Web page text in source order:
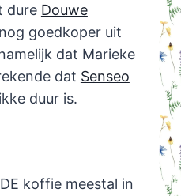
dure Douwe
goedkoper uit
dat Marieke
dat Senseo
duur is.
koffie meestal in